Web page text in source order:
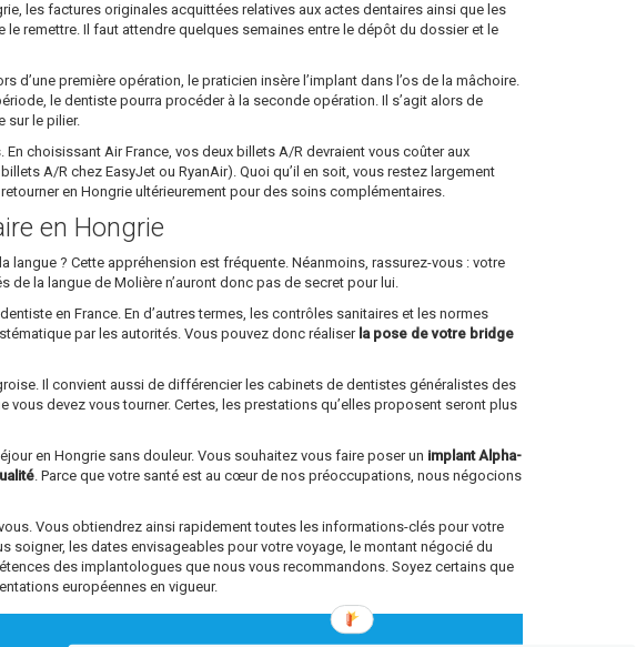
les factures originales acquittées relatives aux actes dentaires ainsi que les
remettre. Il faut attendre quelques semaines entre le dépôt du dossier et le
d’une première opération, le praticien insère l’implant dans l’os de la mâchoire.
le dentiste pourra procéder à la seconde opération. Il s’agit alors de
sur le pilier.
choisissant Air France, vos deux billets A/R devraient vous coûter aux
A/R chez EasyJet ou RyanAir). Quoi qu’il en soit, vous restez largement
en Hongrie ultérieurement pour des soins complémentaires.
en Hongrie
langue ? Cette appréhension est fréquente. Néanmoins, rassurez-vous : votre
la langue de Molière n’auront donc pas de secret pour lui.
en France. En d’autres termes, les contrôles sanitaires et les normes
par les autorités. Vous pouvez donc réaliser la pose de votre bridge
Il convient aussi de différencier les cabinets de dentistes généralistes des
vous devez vous tourner. Certes, les prestations qu’elles proposent seront plus
en Hongrie sans douleur. Vous souhaitez vous faire poser un implant Alpha-
. Parce que votre santé est au cœur de nos préoccupations, nous négocions
Vous obtiendrez ainsi rapidement toutes les informations-clés pour votre
soigner, les dates envisageables pour votre voyage, le montant négocié du
des implantologues que nous vous recommandons. Soyez certains que
européennes en vigueur.